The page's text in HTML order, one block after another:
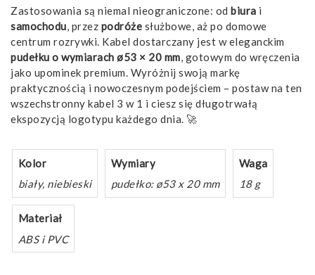
Zastosowania są niemal nieograniczone: od biura i
samochodu, przez podróże służbowe, aż po domowe
centrum rozrywki. Kabel dostarczany jest w eleganckim
pudełku o wymiarach ø53 × 20 mm, gotowym do wręczenia
jako upominek premium. Wyróżnij swoją markę
praktycznością i nowoczesnym podejściem – postaw na ten
wszechstronny kabel 3 w 1 i ciesz się długotrwałą
ekspozycją logotypu każdego dnia. 🚀
Kolor
biały, niebieski
Wymiary
pudełko: ø53 x 20 mm
Waga
18 g
Materiał
ABS i PVC